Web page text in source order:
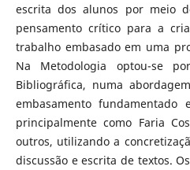
escrita dos alunos por meio
pensamento crítico para a
trabalho embasado em uma
Na Metodologia optou-se
Bibliográfica, numa
embasamento fundamentado
principalmente como Faria
outros, utilizando a
discussão e escrita de textos.